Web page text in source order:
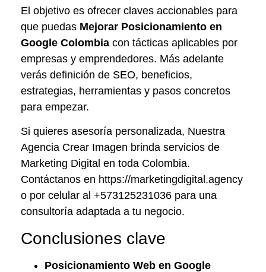
El objetivo es ofrecer claves accionables para
que puedas Mejorar Posicionamiento en
Google Colombia con tácticas aplicables por
empresas y emprendedores. Más adelante
verás definición de SEO, beneficios,
estrategias, herramientas y pasos concretos
para empezar.
Si quieres asesoría personalizada, Nuestra
Agencia Crear Imagen brinda servicios de
Marketing Digital en toda Colombia.
Contáctanos en https://marketingdigital.agency
o por celular al +573125231036 para una
consultoría adaptada a tu negocio.
Conclusiones clave
Posicionamiento Web en Google